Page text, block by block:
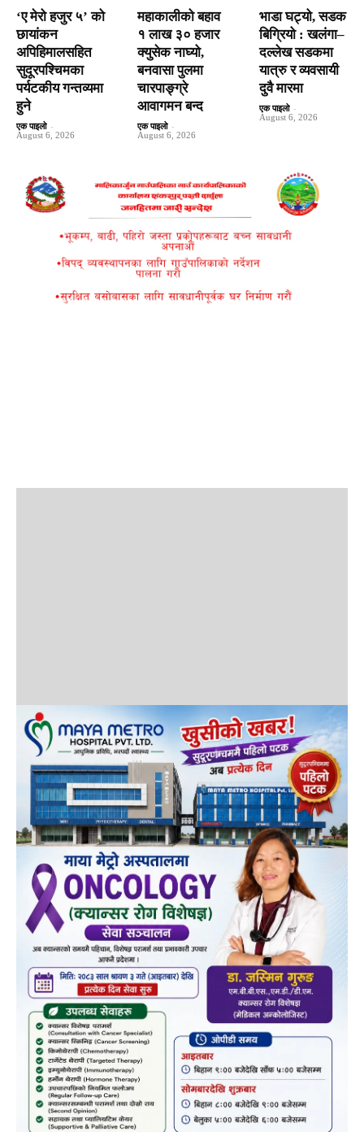
‘ए मेरो हजुर ५’ को
छायांकन
अपिहिमालसहित
सुदूरपश्चिमका
पर्यटकीय गन्तव्यमा
हुने
एक पाइलो -
August 6, 2026
महाकालीको बहाव
१ लाख ३० हजार
क्युसेक नाघ्यो,
बनवासा पुलमा
चारपाङ्ग्रे
आवागमन बन्द
एक पाइलो -
August 6, 2026
भाडा घट्यो, सडक
बिग्रियो : खलंगा–
दल्लेख सडकमा
यात्रु र व्यवसायी
दुवै मारमा
एक पाइलो -
August 6, 2026